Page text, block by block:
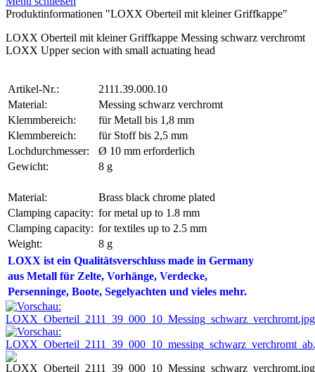
Produktinformationen "LOXX Oberteil mit kleiner Griffkappe"
LOXX Oberteil mit kleiner Griffkappe Messing schwarz verchromt
LOXX Upper secion with small actuating head
Artikel-Nr.:
2111.39.000.10
Material:
Messing schwarz verchromt
Klemmbereich:
für Metall bis 1,8 mm
Klemmbereich:
für Stoff bis 2,5 mm
Lochdurchmesser:
Ø 10 mm erforderlich
Gewicht:
8 g
Material:
Brass black chrome plated
Clamping capacity: for metal up to 1.8 mm
Clamping capacity: for textiles up to 2.5 mm
Weight:
8 g
LOXX ist ein Qualitätsverschluss made in Germany
aus Metall für Zelte, Vorhänge, Verdecke,
Persenninge, Boote, Segelyachten und vieles mehr.